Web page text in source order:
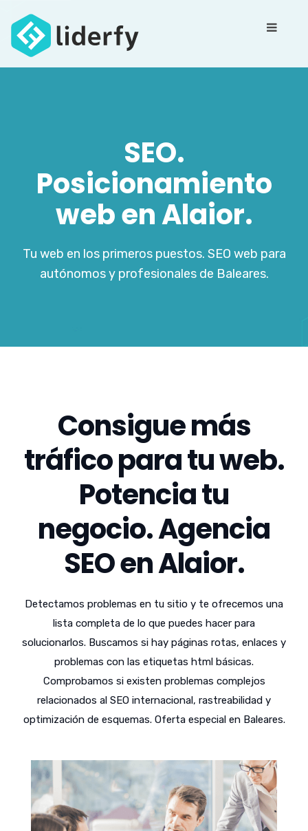
SEO.
Posicionamiento
web en Alaior.
Tu web en los primeros puestos. SEO web para
autónomos y profesionales de Baleares.
Consigue más
tráfico para tu web.
Potencia tu
negocio. Agencia
SEO en Alaior.
Detectamos problemas en tu sitio y te ofrecemos una
lista completa de lo que puedes hacer para
solucionarlos. Buscamos si hay páginas rotas, enlaces y
problemas con las etiquetas html básicas.
Comprobamos si existen problemas complejos
relacionados al SEO internacional, rastreabilidad y
optimización de esquemas. Oferta especial en Baleares.